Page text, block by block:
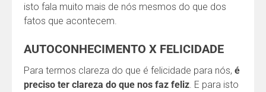
isto fala muito mais de nós mesmos do que dos
fatos que acontecem.
AUTOCONHECIMENTO X FELICIDADE
Para termos clareza do que é felicidade para nós, é
preciso ter clareza do que nos faz feliz . E para isto